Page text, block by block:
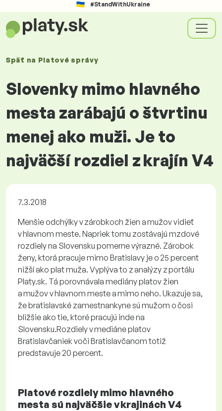
#StandWithUkraine
Späť na Platovésprávy
Slovenky mimo hlavného
mesta zarábajú o štvrtinu
menej ako muži. Je to
najväčší rozdiel z krajín V4
7.3.2018
Menšie odchýlky v zárobkoch žien a mužov vidieť
v hlavnom meste. Napriek tomu zostávajú mzdové
rozdiely na Slovensku pomerne výrazné. Zárobok
ženy, ktorá pracuje mimo Bratislavy je o 25 percent
nižší ako plat muža. Vyplýva to z analýzy z portálu
Platy.sk. Tá porovnávala mediány platov žien
a mužov v hlavnom meste a mimo neho. Ukazuje sa,
že bratislavské zamestnankyne sú mužom o čosi
bližšie ako tie, ktoré pracujú inde na
Slovensku.Rozdiely v mediáne platov
Bratislavčaniek voči Bratislavčanom totiž
predstavuje 20 percent.
Platové rozdiely mimo hlavného
mesta sú najväčšie v krajinách V4